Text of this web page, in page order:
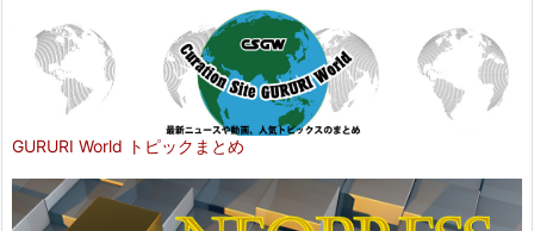
GURURI World トピックまとめ